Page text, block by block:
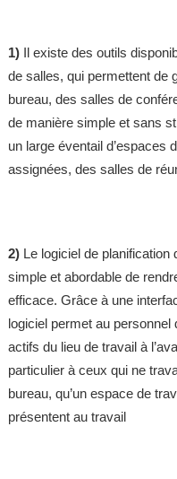
1)Il existe des outils
de salles, qui permettent de
bureau, des salles de
de manière simple et sans
un large éventail d’espaces
assignées, des salles de
2)Le logiciel de planification
simple et abordable de
efficace. Grâce à une
logiciel permet au personnel
actifs du lieu de travail à
particulier à ceux qui ne
bureau, qu’un espace de
présentent au travail